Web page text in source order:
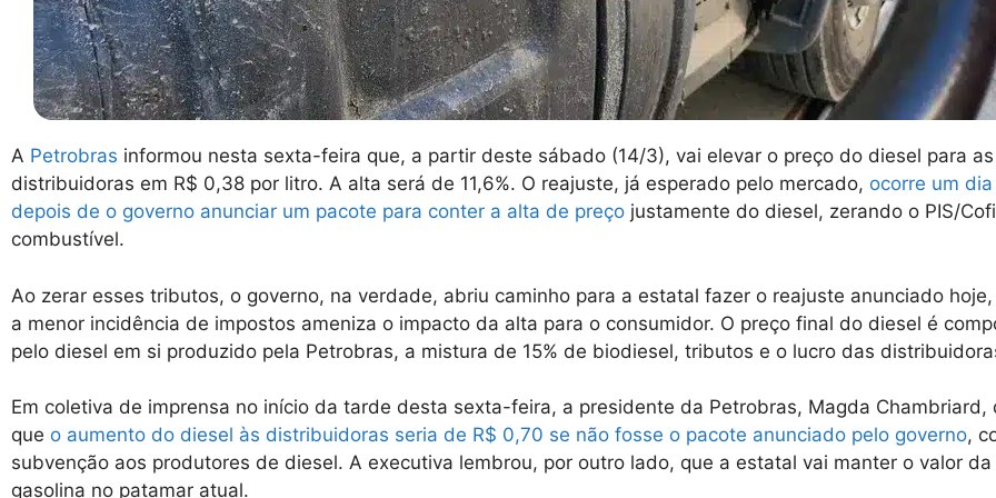
A Petrobras informou nesta sexta-feira que, a partir deste sábado (14/3), vai elevar o preço do diesel para as
distribuidoras em R$ 0,38 por litro. A alta será de 11,6%. O reajuste, já esperado pelo mercado, ocorre um dia
depois de o governo anunciar um pacote para conter a alta de preço justamente do diesel, zerando o PIS/
combustível.
Ao zerar esses tributos, o governo, na verdade, abriu caminho para a estatal fazer o reajuste anunciado
a menor incidência de impostos ameniza o impacto da alta para o consumidor. O preço final do diesel é
pelo diesel em si produzido pela Petrobras, a mistura de 15% de biodiesel, tributos e o lucro das
Em coletiva de imprensa no início da tarde desta sexta-feira, a presidente da Petrobras, Magda Chambriard,
que o aumento do diesel às distribuidoras seria de R$ 0,70 se não fosse o pacote anunciado pelo governo,
subvenção aos produtores de diesel. A executiva lembrou, por outro lado, que a estatal vai manter o valor da
gasolina no patamar atual.